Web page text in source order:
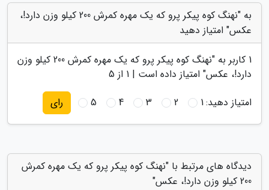
به "نهنگ کوه پیکر پرو که یک مهره کمرش 200 کیلو وزن دارد!،
عکس" امتیاز دهید
1 کاربر به "
نهنگ کوه پیکر پرو که یک مهره کمرش 200 کیلو وزن
دارد!، عکس" امتیاز داده است | 1 از 5
امتیاز دهید:1
2
3
4
5 رای
دیدگاه های مرتبط با "نهنگ کوه پیکر پرو که یک مهره کمرش
200 کیلو وزن دارد!، عکس"